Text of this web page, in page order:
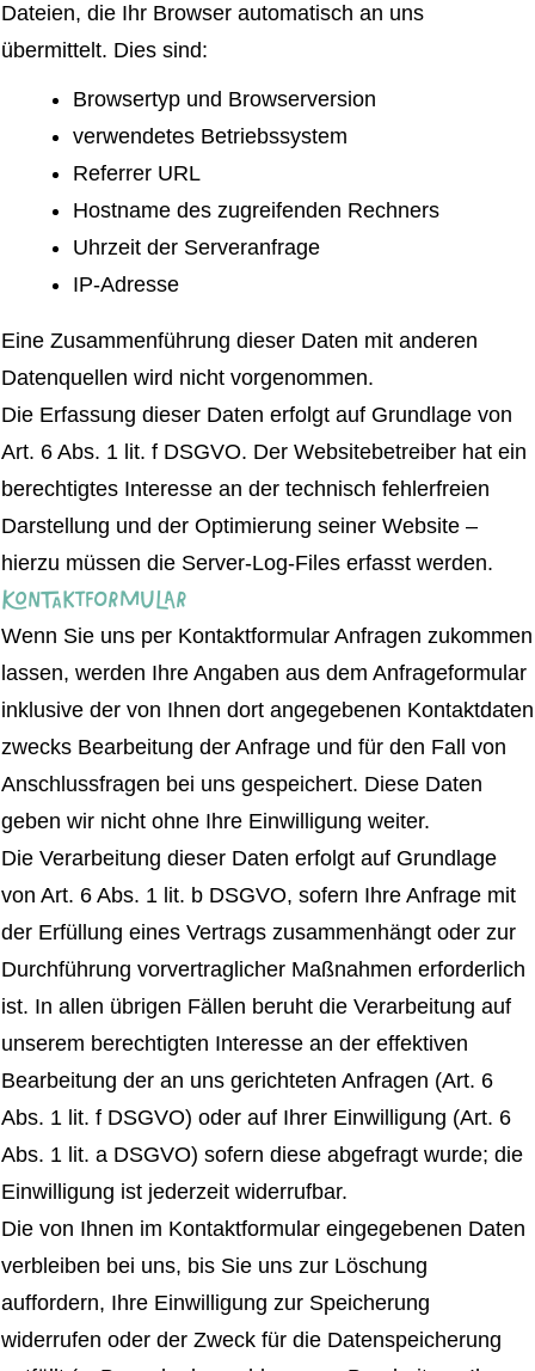
Dateien, die Ihr Browser automatisch an uns
übermittelt. Dies sind:
Browsertyp und Browserversion
verwendetes Betriebssystem
Referrer URL
Hostname des zugreifenden Rechners
Uhrzeit der Serveranfrage
IP-Adresse
Eine Zusammenführung dieser Daten mit anderen
Datenquellen wird nicht vorgenommen.
Die Erfassung dieser Daten erfolgt auf Grundlage von
Art. 6 Abs. 1 lit. f DSGVO. Der Websitebetreiber hat ein
berechtigtes Interesse an der technisch fehlerfreien
Darstellung und der Optimierung seiner Website –
hierzu müssen die Server-Log-Files erfasst werden.
Kontaktformular
Wenn Sie uns per Kontaktformular Anfragen zukommen
lassen, werden Ihre Angaben aus dem Anfrageformular
inklusive der von Ihnen dort angegebenen Kontaktdaten
zwecks Bearbeitung der Anfrage und für den Fall von
Anschlussfragen bei uns gespeichert. Diese Daten
geben wir nicht ohne Ihre Einwilligung weiter.
Die Verarbeitung dieser Daten erfolgt auf Grundlage
von Art. 6 Abs. 1 lit. b DSGVO, sofern Ihre Anfrage mit
der Erfüllung eines Vertrags zusammenhängt oder zur
Durchführung vorvertraglicher Maßnahmen erforderlich
ist. In allen übrigen Fällen beruht die Verarbeitung auf
unserem berechtigten Interesse an der effektiven
Bearbeitung der an uns gerichteten Anfragen (Art. 6
Abs. 1 lit. f DSGVO) oder auf Ihrer Einwilligung (Art. 6
Abs. 1 lit. a DSGVO) sofern diese abgefragt wurde; die
Einwilligung ist jederzeit widerrufbar.
Die von Ihnen im Kontaktformular eingegebenen Daten
verbleiben bei uns, bis Sie uns zur Löschung
auffordern, Ihre Einwilligung zur Speicherung
widerrufen oder der Zweck für die Datenspeicherung